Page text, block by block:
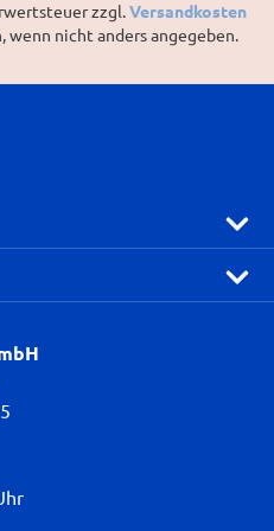
und
sowie
Glossar sowie
Die
Katalogs wurde
in einer
und vom
Peter
zzgl.Versandkosten
wenn nicht anders angegeben.